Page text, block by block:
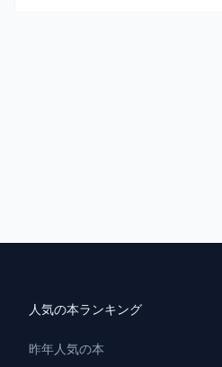
人気の本ランキング
昨年人気の本